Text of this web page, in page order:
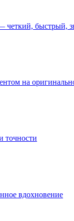
быстрый,
на
точности
вдохновение